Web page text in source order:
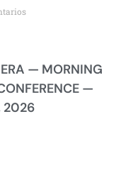
— MORNING
—
2026